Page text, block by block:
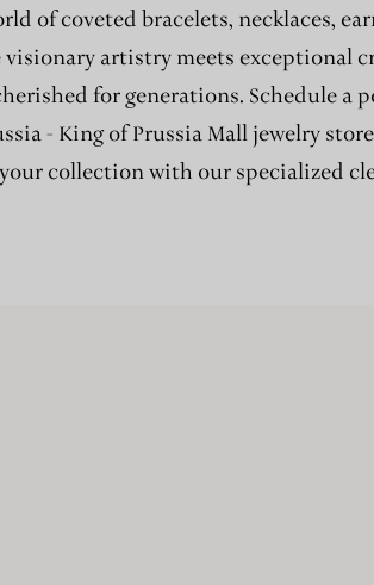
of coveted bracelets, necklaces,
visionary artistry meets exceptional
for generations. Schedule a
- King of Prussia Mall jewelry
collection with our specialized